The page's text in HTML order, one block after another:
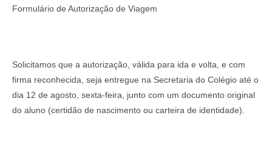
Formulário de Autorização de Viagem
Solicitamos que a autorização, válida para ida e volta, e com
firma reconhecida, seja entregue na Secretaria do Colégio até o
dia 12 de agosto, sexta-feira,
junto com um documento original
do aluno (certidão de nascimento ou carteira de identidade).